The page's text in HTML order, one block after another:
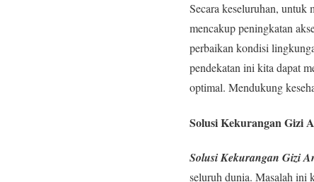
Secara keseluruhan, untuk
mencakup peningkatan
perbaikan kondisi
pendekatan ini kita dapat
optimal. Mendukung
Solusi Kekurangan Gizi
Solusi Kekurangan Gizi
seluruh dunia. Masalah ini